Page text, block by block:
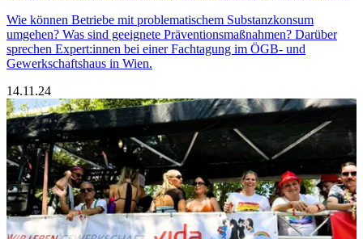
Wie können Betriebe mit problematischem Substanzkonsum
umgehen? Was sind geeignete Präventionsmaßnahmen? Darüber
sprechen Expert:innen bei einer Fachtagung im ÖGB- und
Gewerkschaftshaus in Wien.
14.11.24